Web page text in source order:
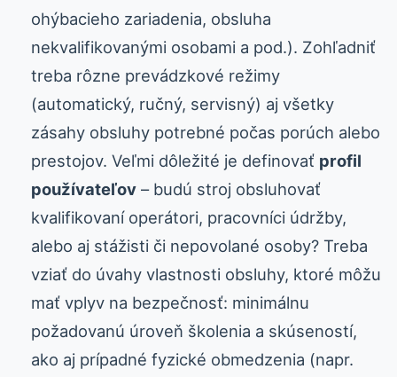
ohýbacieho zariadenia, obsluha
nekvalifikovanými osobami a pod.). Zohľadniť
treba rôzne prevádzkové režimy
(automatický, ručný, servisný) aj všetky
zásahy obsluhy potrebné počas porúch alebo
prestojov. Veľmi dôležité je definovať profil
používateľov – budú stroj obsluhovať
kvalifikovaní operátori, pracovníci údržby,
alebo aj stážisti či nepovolané osoby? Treba
vziať do úvahy vlastnosti obsluhy, ktoré môžu
mať vplyv na bezpečnosť: minimálnu
požadovanú úroveň školenia a skúseností,
ako aj prípadné fyzické obmedzenia (napr.